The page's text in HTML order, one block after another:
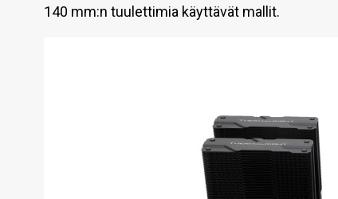
140 mm:n tuulettimia käyttävät mallit.